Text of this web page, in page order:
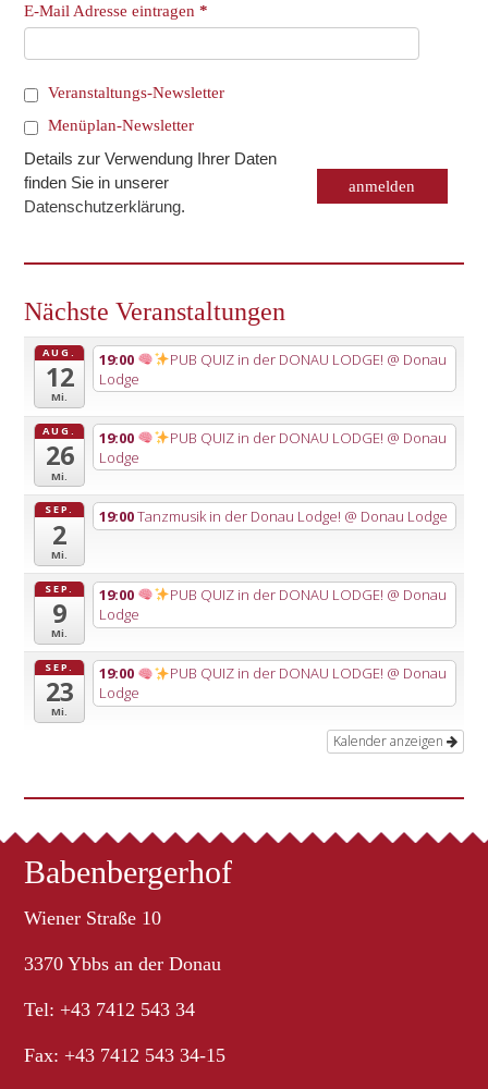
E-Mail Adresse eintragen*
Veranstaltungs-Newsletter
Menüplan-Newsletter
Details zur Verwendung Ihrer Daten
finden Sie in unserer
Datenschutzerklärung.
Nächste Veranstaltungen
AUG.
12
Mi.
19:00 PUB QUIZ in der DONAU LODGE! @ Donau
Lodge
AUG.
26
Mi.
19:00 PUB QUIZ in der DONAU LODGE! @ Donau
Lodge
SEP.
2
Mi.
19:00Tanzmusik in der Donau Lodge! @ Donau Lodge
SEP.
9
Mi.
19:00 PUB QUIZ in der DONAU LODGE! @ Donau
Lodge
SEP.
23
Mi.
19:00 PUB QUIZ in der DONAU LODGE! @ Donau
Lodge
Kalender anzeigen
Babenbergerhof
Wiener Straße 10
3370 Ybbs an der Donau
Tel: +43 7412 543 34
Fax: +43 7412 543 34-15